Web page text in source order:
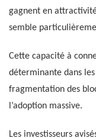
gagnent en
semble
Cette capacité à
déterminante dans
fragmentation des
l’adoption massive.
Les investisseurs